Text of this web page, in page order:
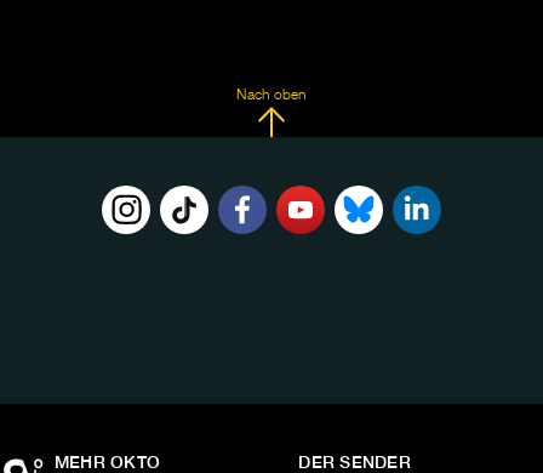
Nach oben
MEHR OKTO DER SENDER